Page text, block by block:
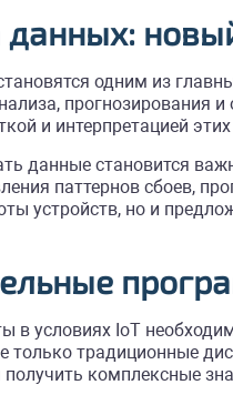
данных:
одним из
прогнозирования
и интерпретацией
данные становится
паттернов сбоев,
устройств, но и
в условиях IoT
традиционные
получить комплексные